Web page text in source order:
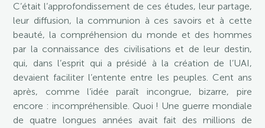
C’était l’approfondissement de ces études, leur partage,
leur diffusion, la communion à ces savoirs et à cette
beauté, la compréhension du monde et des hommes
par la connaissance des civilisations et de leur destin,
qui, dans l’esprit qui a présidé à la création de l’UAI,
devaient faciliter l’entente entre les peuples. Cent ans
après, comme l’idée paraît incongrue, bizarre, pire
encore : incompréhensible. Quoi ! Une guerre mondiale
de quatre longues années avait fait des millions de